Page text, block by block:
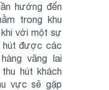
hướng đến
trong khu
với một sự
hút được các
vãng lai
hút khách
vực sẽ gặp